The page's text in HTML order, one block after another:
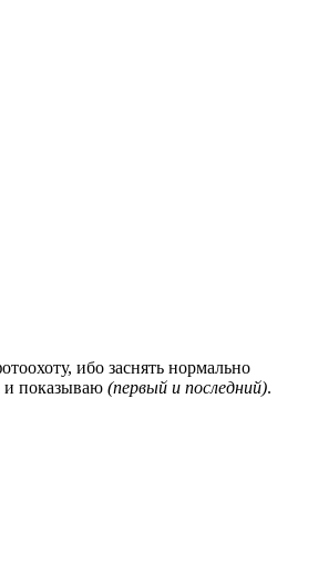
ибо заснять нормально
и показываю (первый и последний).